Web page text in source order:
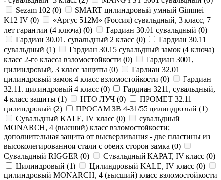
Sezam 102 (0)
SMART цилиндровый умный Gimmei
K12 IV (0)
«Аргус 512М» (Россия) сувальдный, 3 класс, 7
лет гарантии (4 ключа) (0) Гардиан 30.01 сувальдный (0)
Гардиан 30.01. сувальдный 2 класс (0)
Гардиан 30.11
сувальдный (1)
Гардиан 30.15 сувальдный замок (4 ключа)
класс 2-го класса взломостойкости (0)
Гардиан 3001,
цилиндровый, 3 класс защиты (0)
Гардиан 32.01
цилиндровый замок 4 класс взломостойкости (0)
Гардиан
32.11. цилиндровый 4 класс (0)
Гардиан 3211, сувальдный,
4 класс защиты (1) НТО ЛУЧ (0)
ПРОМЕТ 32.11
цилиндровый (2) ПРОСАМ ЗВ 4-31/55 цилиндровый (1)
Сувальдный KALE, IV класс (0)
сувальдный
MONARCH, 4 (высший) класс взломостойкости;
дополнительная защита от высверливания - две пластины из
высоколегированной стали с обеих сторон замка (0)
Сувальдный RIGGER (0) Сувальдный КАРАТ, IV класс (0)
Цилиндровый (1) Цилиндровый KALE, IV класс (0)
цилиндровый MONARCH, 4 (высший) класс взломостойкости